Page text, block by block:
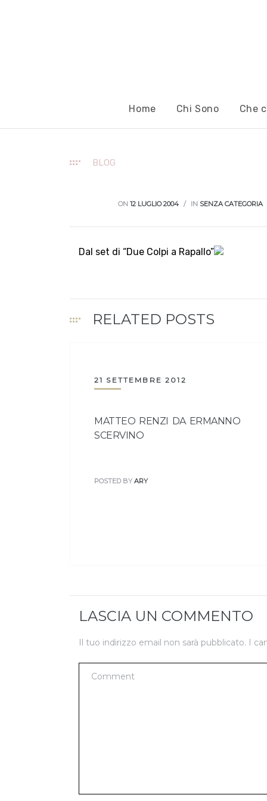
Home Chi Sono Che
BLOG
ON12 LUGLIO 2004 IN SENZA CATEGORIA
Dal set di “Due Colpi a Rapallo”
RELATED POSTS
21 SETTEMBRE 2012
MATTEO RENZI DA ERMANNO
SCERVINO
POSTED BY ARY
LASCIA UN COMMENTO
Il tuo indirizzo email non sarà pubblicato. I